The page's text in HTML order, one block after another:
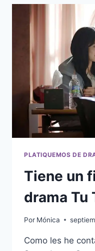
TIEMPO
LLAMA
PLATIQUEMOS DE
Tiene un
drama Tu
Por Mónica
Como les he